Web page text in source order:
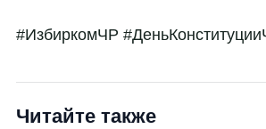
#ИзбиркомЧР
Читайте также